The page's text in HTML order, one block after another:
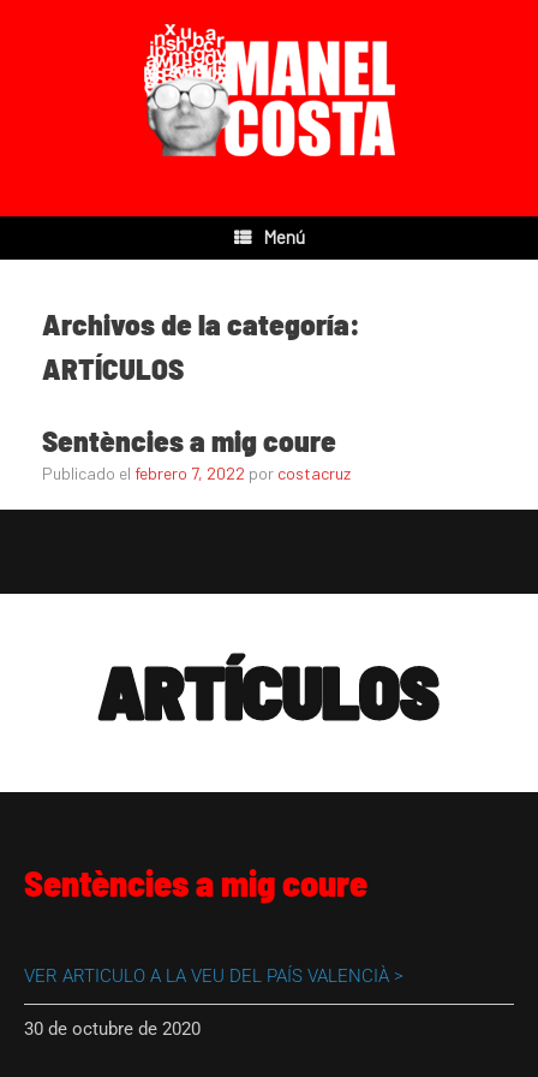
Menú
Archivos de la categoría:
ARTÍCULOS
Sentències a mig coure
Publicado el febrero 7, 2022 por costacruz
ARTÍCULOS
Sentències a mig coure
VER ARTICULO A LA VEU DEL PAÍS VALENCIÀ >
30 de octubre de 2020